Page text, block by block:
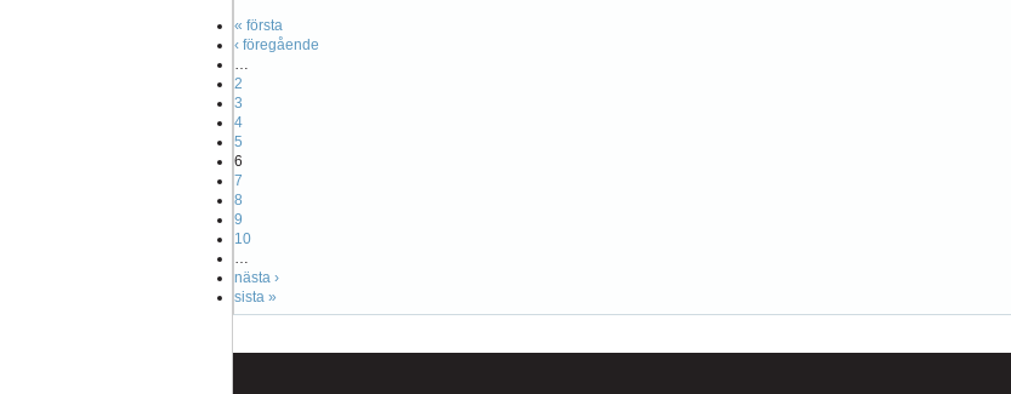
« första
‹ föregående
…
2
3
4
5
6
7
8
9
10
…
nästa ›
sista »